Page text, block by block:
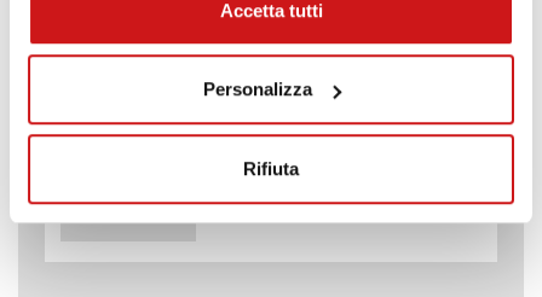
Accetta tutti
Personalizza
Rifiuta
13 OTTOBRE 2020
Lunedì 19 Ottobre il RoadShow Sime farà tappa a Poggiridenti! Ai